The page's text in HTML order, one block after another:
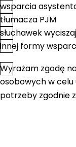
wsparcia
tłumacza PJM
słuchawek
innej formy
Zgoda*
Wyrażam zgodę
osobowych w celu
potrzeby zgodnie